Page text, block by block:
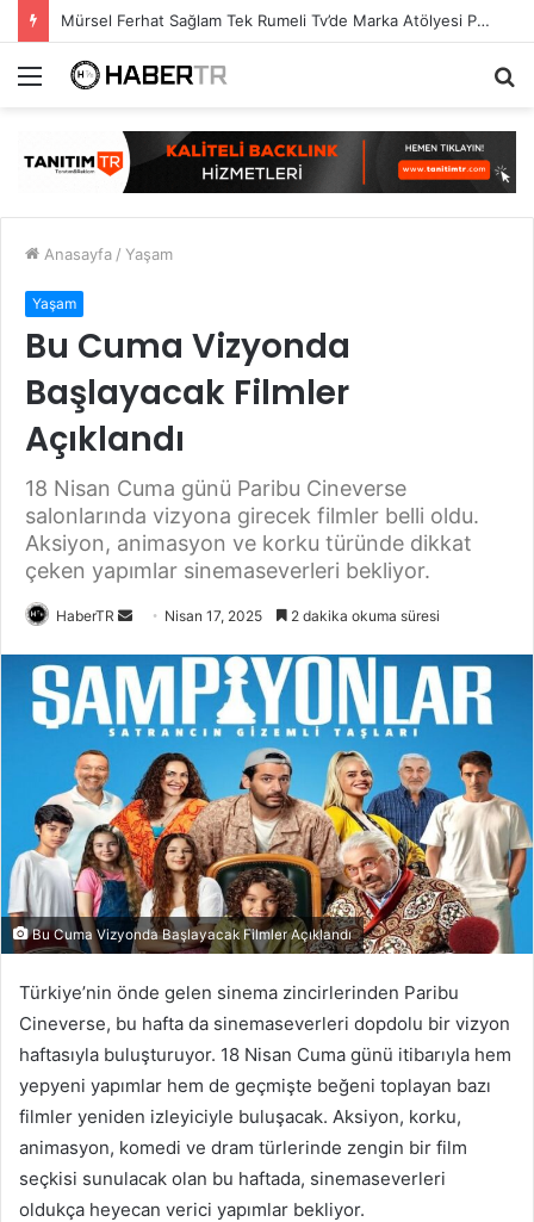
Mürsel Ferhat Sağlam Tek Rumeli Tv’de Marka Atölyesi Programına Konuk Oldu
Menü
Anasayfa / Yaşam
Yaşam
Bu Cuma Vizyonda
Başlayacak Filmler
Açıklandı
18 Nisan Cuma günü Paribu Cineverse
salonlarında vizyona girecek filmler belli oldu.
Aksiyon, animasyon ve korku türünde dikkat
çeken yapımlar sinemaseverleri bekliyor.
HaberTR
Bir
posta
göndermek
Nisan 17, 2025 2 dakika okuma süresi
Bu Cuma Vizyonda Başlayacak Filmler Açıklandı
Türkiye’nin önde gelen sinema zincirlerinden Paribu
Cineverse, bu hafta da sinemaseverleri dopdolu bir vizyon
haftasıyla buluşturuyor. 18 Nisan Cuma günü itibarıyla hem
yepyeni yapımlar hem de geçmişte beğeni toplayan bazı
filmler yeniden izleyiciyle buluşacak. Aksiyon, korku,
animasyon, komedi ve dram türlerinde zengin bir film
seçkisi sunulacak olan bu haftada, sinemaseverleri
oldukça heyecan verici yapımlar bekliyor.